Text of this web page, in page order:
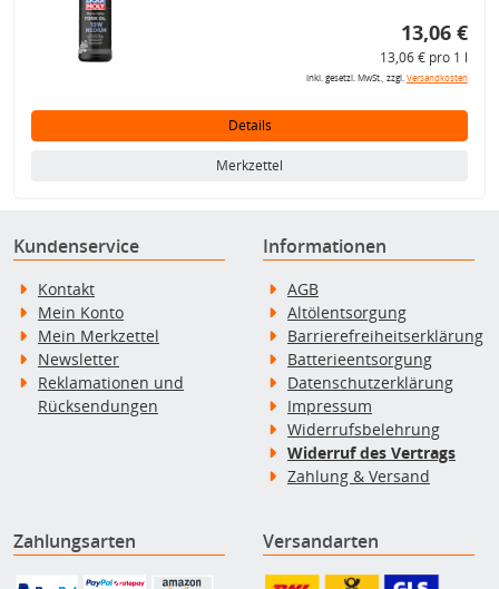
13,06 €
13,06 € pro 1 l
inkl. gesetzl. MwSt., zzgl.Versandkosten
Details
Merkzettel
Kundenservice
Kontakt
Mein Konto
Mein Merkzettel
Newsletter
Reklamationen und
Rücksendungen
Informationen
AGB
Altölentsorgung
Barrierefreiheitserklärung
Batterieentsorgung
Datenschutzerklärung
Impressum
Widerrufsbelehrung
Widerruf des Vertrags
Zahlung & Versand
Zahlungsarten Versandarten